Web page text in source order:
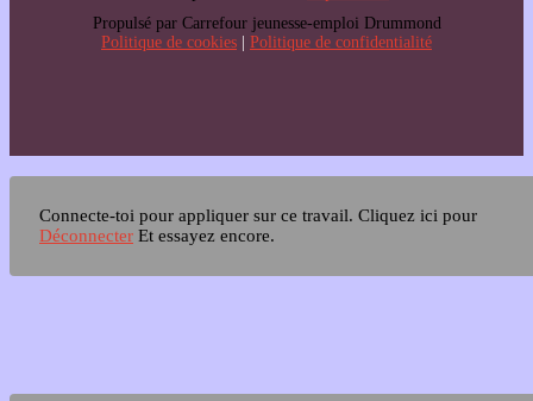
Propulsé par Carrefour jeunesse-emploi Drummond
Politique de cookies
Politique de confidentialité
Connecte-toi pour appliquer sur ce travail. Cliquez ici pour
Déconnecter Et essayez encore.